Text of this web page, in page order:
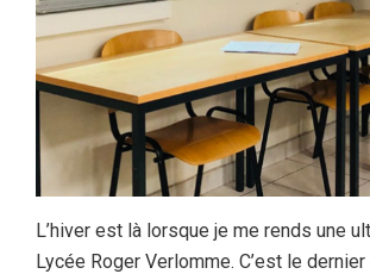
L’hiver est là lorsque je me rends une
Lycée Roger Verlomme. C’est le